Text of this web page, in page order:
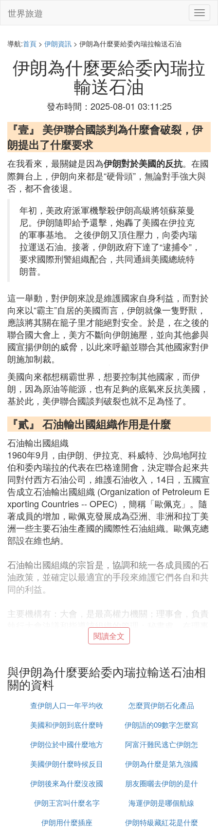
切
換
世界旅遊
導航:首頁 > 伊朗資訊 > 伊朗為什麼要給委內瑞拉輸送石油
伊朗為什麼要給委內瑞拉
輸送石油
發布時間：2025-08-01 03:11:25
『壹』 美伊聯合國談判為什麼會破裂，伊
朗提出了什麼要求
在我看來，最關鍵是因為伊朗對於美國的反抗。在國
際舞台上，伊朗向來都是“硬骨頭”，無論對手強大與
否，都不會後退。
年初，美政府派軍機擊殺伊朗高級將領蘇萊曼
尼。伊朗隨即給予還擊，炮轟了美國在伊拉克
的軍事基地。 之後伊朗又頂住壓力，向委內瑞
拉運送石油。接著，伊朗政府下達了“逮捕令”，
要求國際刑警組織配合，共同通緝美國總統特
朗普。
這一舉動，對伊朗來說是維護國家自身利益，而對於
向來以“霸主”自居的美國而言，伊朗就像一隻野獸，
應該將其關在籠子里才能絕對安全。於是，在之後的
聯合國大會上，美方不斷向伊朗施壓，並向其他參與
國宣揚伊朗的威脅，以此來呼籲並聯合其他國家對伊
朗施加制裁。
美國向來都想稱霸世界，想要控制其他國家，而伊
朗，因為原油等能源，也有足夠的底氣來反抗美國，
基於此，美伊聯合國談判破裂也就不足為怪了。
『貳』 石油輸出國組織作用是什麼
石油輸出國組織
1960年9月，由伊朗、伊拉克、科威特、沙烏地阿拉
伯和委內瑞拉的代表在巴格達開會，決定聯合起來共
同對付西方石油公司，維護石油收入，14日，五國宣
告成立石油輸出國組織 (Organization of Petroleum E
xporting Countries -- OPEC) ，簡稱「歐佩克」。隨
著成員的增加，歐佩克發展成為亞洲、非洲和拉丁美
洲一些主要石油生產國的國際性石油組織。歐佩克總
部設在維也納。
石油輸出國組織的宗旨是，協調和統一各成員國的石
油政策，並確定以最適宜的手段來維護它們各自和共
同的利益。
主要機構有：大會，是最高權力機關；理事會，負責
執行大會決議和指導該組織的管理；秘書處，在理事
會指導下主持日常事務工作。秘書處內設有一專門機
出版物《石油輸出國組織公報》（月刊）：《石油輸
報》。
佔世界石油儲量的69％，其中排在前三位的成員分別
是沙烏地阿拉伯（355．342億噸）、伊朗（172．32
9億噸）和伊拉克（157．534億噸）。2003年該組織
成員原油產量為13．218億噸，約佔世界原油產量的
（4．215億噸）、伊朗（1．865億噸）和奈及利亞
（1．060億噸）。
閱讀全文
與伊朗為什麼要給委內瑞拉輸送石油相
關的資料
查伊朗人口一年平均收
入多少
怎麼買伊朗石化產品
美國和伊朗到底什麼時
候打
伊朗語的09數字怎麼寫
伊朗位於中國什麼地方
阿富汗難民逃亡伊朗怎
麼辦
美國伊朗什麼時候反目
伊朗為什麼是第九強國
伊朗後來為什麼沒改國
名
朋友圈曬去伊朗的是什
麼梗
伊朗王宮叫什麼名字
海運伊朗是哪個航線
伊朗用什麼插座
伊朗特級藏紅花是什麼